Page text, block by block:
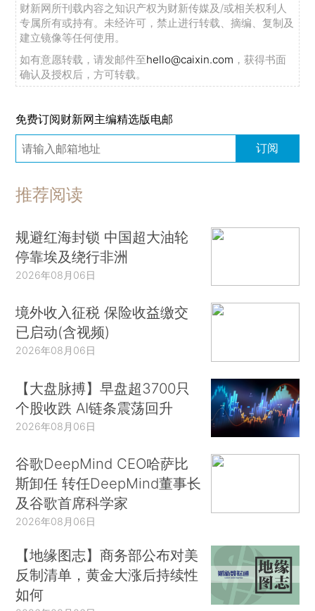
财新网所刊载内容之知识产权为财新传媒及/或相关权利人
专属所有或持有。未经许可，禁止进行转载、摘编、复制及
建立镜像等任何使用。
如有意愿转载，请发邮件至hello@caixin.com ，获得书面
确认及授权后，方可转载。
免费订阅财新网主编精选版电邮
订阅
推荐阅读
规避红海封锁 中国超大油轮
停靠埃及绕行非洲
2026年08月06日
境外收入征税 保险收益缴交
已启动(含视频)
2026年08月06日
【大盘脉搏】早盘超3700只
个股收跌 AI链条震荡回升
2026年08月06日
谷歌DeepMind CEO哈萨比
斯卸任 转任DeepMind董事长
及谷歌首席科学家
2026年08月06日
【地缘图志】商务部公布对美
反制清单，黄金大涨后持续性
如何